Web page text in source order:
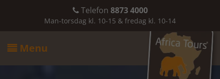
Telefon 8873 4000
Man-torsdag kl. 10-15 & fredag kl. 10-14
 Menu